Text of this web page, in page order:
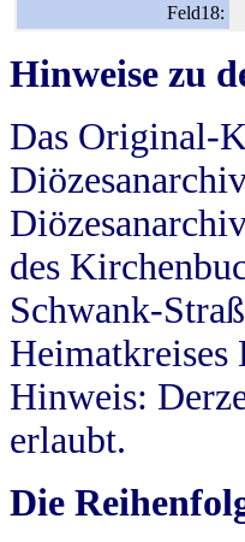
Feld18:
Hinweise zu
Das Original-
des
Schwank-
Heimatkreises
Hinweis:
erlaubt.
Die